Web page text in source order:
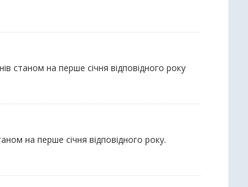
станом на перше січня відповідного року
на перше січня відповідного року.